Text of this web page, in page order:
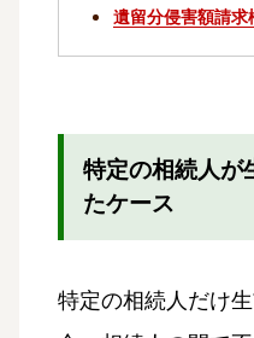
遺留分侵害額請求
特定の相続人が
たケース
特定の相続人だけ